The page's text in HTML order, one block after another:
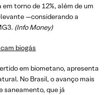
torno de 12%, além de um
—considerando a
(Info Money)
biogás
em biometano, apresenta
No Brasil, o avanço mais
saneamento, que já